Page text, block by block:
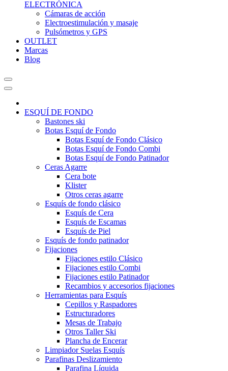
ELECTRÓNICA
Cámaras de acción
Electroestimulación y masaje
Pulsómetros y GPS
OUTLET
Marcas
Blog
ESQUÍ DE FONDO
Bastones ski
Botas Esquí de Fondo
Botas Esquí de Fondo Clásico
Botas Esquí de Fondo Combi
Botas Esquí de Fondo Patinador
Ceras Agarre
Cera bote
Klister
Otros ceras agarre
Esquís de fondo clásico
Esquís de Cera
Esquís de Escamas
Esquís de Piel
Esquís de fondo patinador
Fijaciones
Fijaciones estilo Clásico
Fijaciones estilo Combi
Fijaciones estilo Patinador
Recambios y accesorios fijaciones
Herramientas para Esquís
Cepillos y Raspadores
Estructuradores
Mesas de Trabajo
Otros Taller Ski
Plancha de Encerar
Limpiador Suelas Esquís
Parafinas Deslizamiento
Parafina Líquida